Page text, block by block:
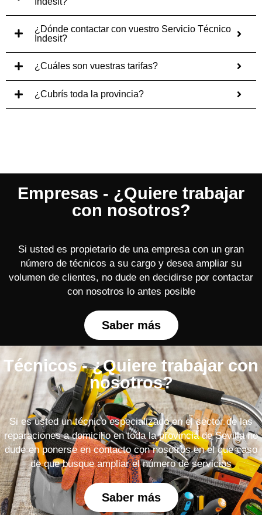
¿Dónde contactar con vuestro Servicio Técnico
Indesit?
¿Cuáles son vuestras tarifas?
¿Cubrís toda la provincia?
Empresas - ¿Quiere trabajar
con nosotros?
Si usted es propietario de una empresa con un gran
número de técnicos a su cargo y desea ampliar su
volumen de clientes, no dude en decidirse por contactar
con nosotros lo antes posible
Saber más
Técnicos - ¿Quiere trabajar con
nosotros?
Si es usted un técnico especializado en el sector de las
reparaciones a domicilio en toda la provincia de Sevilla no
dude en ponerse en contacto con nosotros en el que caso
de que busque ampliar el número de servicios
Saber más